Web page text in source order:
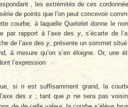
, les extrémités de ces
de points que l’on peut concevoir
courbe, à laquelle Quetelet donne le
par rapport à l’axe desy, s’écarte de
de l’axe des y, présente un sommet
à mesure qu’on s’en éloigne. Or, une
l’expression
)1 2. n
si nest suffisamment grand, la
des x; tant quepne sera pas